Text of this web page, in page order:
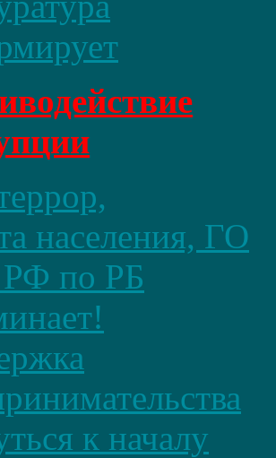
населения, ГО
по РБ
к началу